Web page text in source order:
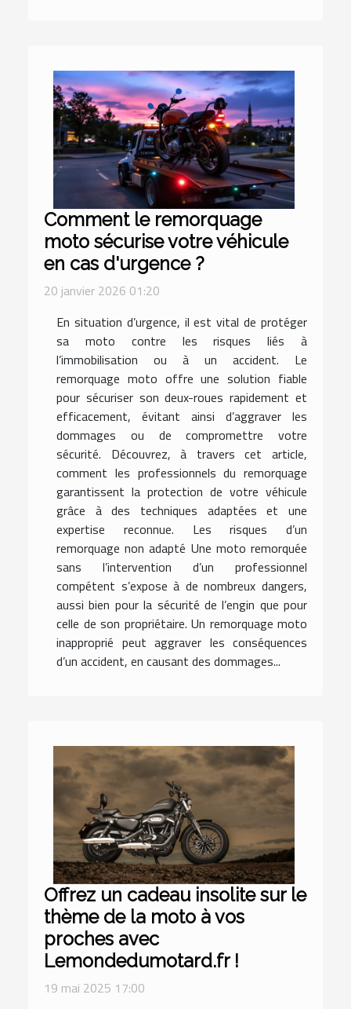
Comment le remorquage
moto sécurise votre véhicule
en cas d'urgence ?
20 janvier 2026 01:20
En situation d’urgence, il est vital de protéger
sa moto contre les risques liés à
l’immobilisation ou à un accident. Le
remorquage moto offre une solution fiable
pour sécuriser son deux-roues rapidement et
efficacement, évitant ainsi d’aggraver les
dommages ou de compromettre votre
sécurité. Découvrez, à travers cet article,
comment les professionnels du remorquage
garantissent la protection de votre véhicule
grâce à des techniques adaptées et une
expertise reconnue. Les risques d’un
remorquage non adapté Une moto remorquée
sans l’intervention d’un professionnel
compétent s’expose à de nombreux dangers,
aussi bien pour la sécurité de l’engin que pour
celle de son propriétaire. Un remorquage moto
inapproprié peut aggraver les conséquences
d’un accident, en causant des dommages...
Offrez un cadeau insolite sur le
thème de la moto à vos
proches avec
Lemondedumotard.fr !
19 mai 2025 17:00